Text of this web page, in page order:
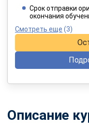
При оплате
Срок отправки
окончания
Смотреть еще (3)
Описание